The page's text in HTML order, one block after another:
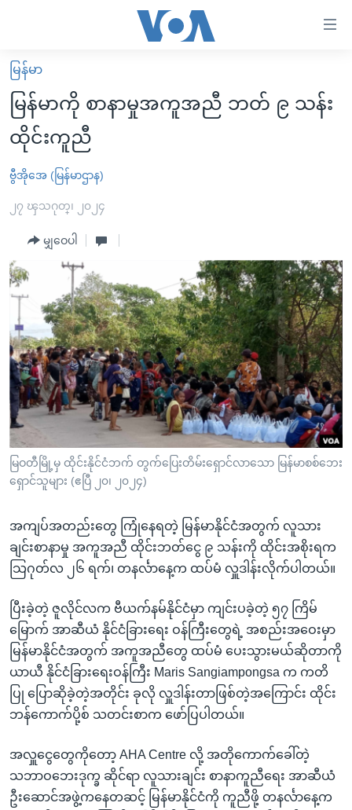
လွယ်ကူ
စေ
သည့်
Link
များ
ပင်မ
ကျော်
ကြည့်
ပင်မ
အ
ညွန်း
စာမျက်နှာ
သို့
ကျော်
ကြည့်
ရန်
ရန်
နေရာ
ရန်
မူလစာမျက်နှာ
မြန်မာ
ကမ္ဘာ့သတင်းများ
နိုင်ငံတကာ
အစ္စရေး-ပါလက်စတိုင်း
ဗွီဒီယို
အင်္ဂလိပ်စာလေ့လာမယ်
အမေရိကန်သုံးအီဒီယံ
မကြေးမုံရဲ့ အင်္ဂလိပ်စာ
ရုပ်ရှင်ထဲက အင်္ဂလိပ်စာ
သုတပဒေသာ အင်္ဂလိပ်စာ
အပတ်စဉ်ကဏ္ဍများ
ရေဒီယို
တီဗွီ
ရေဒီယိုနှင့်ရုပ်သံ အချက်အလက်များ
ရေဒီယို/တီဗွီအစီအစဉ်
Learning English
ဗွီအိုအေ လူမှုကွန်ယက်များ
မြန်မာ
မြန်မာကို စာနာမှုအကူအညီ ဘတ် ၉ သန်း
ထိုင်းကူညီ
ဗွီအိုအေ (မြန်မာဌာန)
၂၇ ၾသဂုတ္၊ ၂၀၂၄
မျှဝေပါ
မြဝတီမြို့မှ ထိုင်းနိုင်ငံဘက် တွက်ပြေးတိမ်းရှောင်လာသော မြန်မာစစ်ဘေး
ရှောင်သူများ (ဧပြီ ၂၀၊ ၂၀၂၄)
အကျပ်အတည်းတွေ ကြုံနေရတဲ့ မြန်မာနိုင်ငံအတွက် လူသား
ချင်းစာနာမှု အကူအညီ ထိုင်းဘတ်ငွေ ၉ သန်းကို ထိုင်းအစိုးရက
သြဂုတ်လ ၂၆ ရက်၊ တနင်္လာနေ့က ထပ်မံ လှူဒါန်းလိုက်ပါတယ်။
ပြီးခဲ့တဲ့ ဇူလိုင်လက ဗီယက်နမ်နိုင်ငံမှာ ကျင်းပခဲ့တဲ့ ၅၇ ကြိမ်
မြောက် အာဆီယံ နိုင်ငံခြားရေး ဝန်ကြီးတွေရဲ့ အစည်းအဝေးမှာ
မြန်မာနိုင်ငံအတွက် အကူအညီတွေ ထပ်မံ ပေးသွားမယ်ဆိုတာကို
ယာယီ နိုင်ငံခြားရေးဝန်ကြီး Maris Sangiampongsa က ကတိ
ပြု ပြောဆိုခဲ့တဲ့အတိုင်း ခုလို လှူဒါန်းတာဖြစ်တဲ့အကြောင်း ထိုင်း
ဘန်ကောက်ပို့စ် သတင်းစာက ဖော်ပြပါတယ်။
အလှူငွေတွေကိုတော့ AHA Centre လို့ အတိုကောက်ခေါ်တဲ့
သဘာဝဘေးဒုက္ခ ဆိုင်ရာ လူသားချင်း စာနာကူညီရေး အာဆီယံ
ဦးဆောင်အဖွဲ့ကနေတဆင့် မြန်မာနိုင်ငံကို ကူညီဖို့ တနင်္လာနေ့က